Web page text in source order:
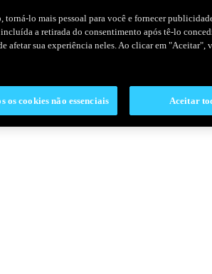
lo mais pessoal para você e fornecer
a retirada do consentimento após tê-lo
sua experiência neles. Ao clicar em
os cookies não essenciais Aceitar